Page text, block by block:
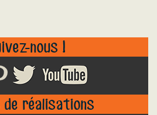
nous !
de réalisations